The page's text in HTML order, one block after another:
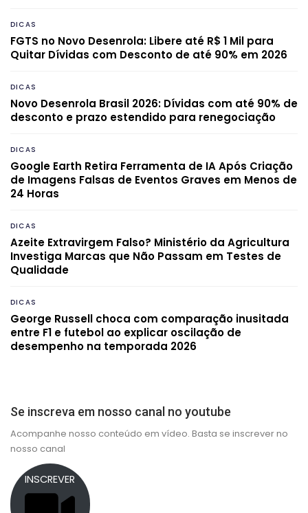
DICAS
FGTS no Novo Desenrola: Libere até R$ 1 Mil para
Quitar Dívidas com Desconto de até 90% em 2026
DICAS
Novo Desenrola Brasil 2026: Dívidas com até 90% de
desconto e prazo estendido para renegociação
DICAS
Google Earth Retira Ferramenta de IA Após Criação
de Imagens Falsas de Eventos Graves em Menos de
24 Horas
DICAS
Azeite Extravirgem Falso? Ministério da Agricultura
Investiga Marcas que Não Passam em Testes de
Qualidade
DICAS
George Russell choca com comparação inusitada
entre F1 e futebol ao explicar oscilação de
desempenho na temporada 2026
Se inscreva em nosso canal no youtube
Acompanhe nosso conteúdo em vídeo. Basta se inscrever no
nosso canal
INSCREVER